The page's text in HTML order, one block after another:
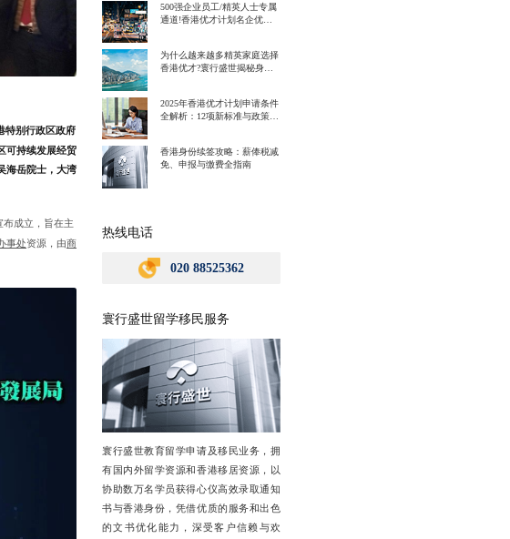
特别行政区政府
可持续发展经贸
海岳院士，大湾
布成立，旨在主
事处资源 ，由商
500强企业员工/精英人士专属
通道!香港优才计划名企优势
为什么越来越多精英家庭选择
香港优才?寰行盛世揭秘身份
2025年香港优才计划申请条件
全解析：12项新标准与政策解
香港身份续签攻略：薪俸税减
免、申报与缴费全指南
热线电话
020 88525362
寰行盛世留学移民服务
寰行盛世教育留学申请及移民业务，拥
有国内外留学资源和香港移居资源，以
协助数万名学员获得心仪高效录取通知
书与香港身份，凭借优质的服务和出色
的文书优化能力，深受客户信赖与欢